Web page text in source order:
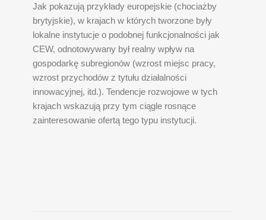
Jak pokazują przykłady europejskie (chociażby
brytyjskie), w krajach w których tworzone były
lokalne instytucje o podobnej funkcjonalności jak
CEW, odnotowywany był realny wpływ na
gospodarkę subregionów (wzrost miejsc pracy,
wzrost przychodów z tytułu działalności
innowacyjnej, itd.). Tendencje rozwojowe w tych
krajach wskazują przy tym ciągle rosnące
zainteresowanie ofertą tego typu instytucji.